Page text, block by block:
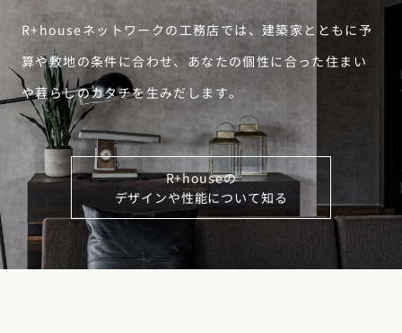
R+houseネットワークの工務店では、建築家とともに予
算や敷地の条件に合わせ、あなたの個性に合った住まい
や暮らしのカタチを生みだします。
R+houseの
デザインや性能について知る